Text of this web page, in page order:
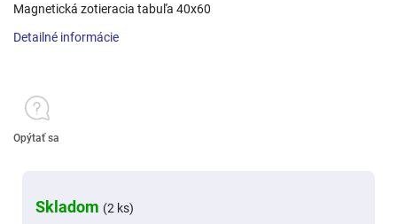
Skladom (2 ks)
Magnetická zotieracia tabuľa 40x60
Detailné informácie
Opýtať sa